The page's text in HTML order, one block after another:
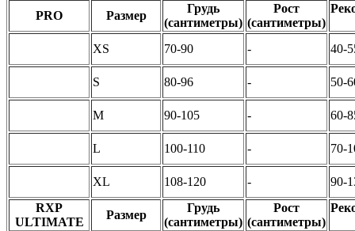
PRO Размер
Грудь
(сантиметры)
Рост
(сантиметры)
XS 70-90 - 40-
S 80-96 - 50-
M 90-105 - 60-
L 100-110 - 70-
XL 108-120 -
90-
RXP
ULTIMATE
Размер
Грудь
(сантиметры)
Рост
(сантиметры)